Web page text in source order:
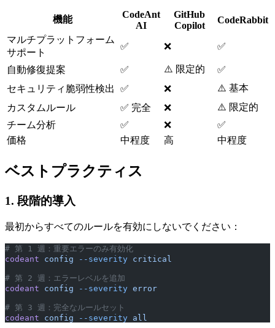
機能
CodeAnt
AI
GitHub
Copilot
CodeRabbit
マルチプラットフォーム
サポート
✅ ❌ ✅
自動修復提案 ✅ ⚠️ 限定的
✅
セキュリティ脆弱性検出
✅ ❌
⚠️ 基本
カスタムルール
✅ 完全 ❌
⚠️ 限定的
チーム分析
✅ ❌
✅
価格
中程度 高 中程度
ベストプラクティス
1. 段階的導入
最初からすべてのルールを有効にしないでください：
# 第 1 週：重要エラーのみ有効化
codeant config --severity critical
# 第 2 週：エラーレベルを追加
codeant config --severity error
# 第 3 週：完全なルールセット
codeant config --severity all